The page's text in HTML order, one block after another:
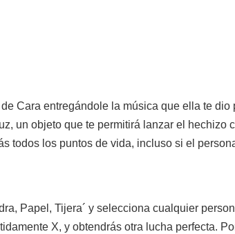
Cara entregándole la música que ella te
un objeto que te permitirá lanzar el hechizo
todos los puntos de vida, incluso si el
Papel, Tijera´ y selecciona cualquier
X, y obtendrás otra lucha perfecta.